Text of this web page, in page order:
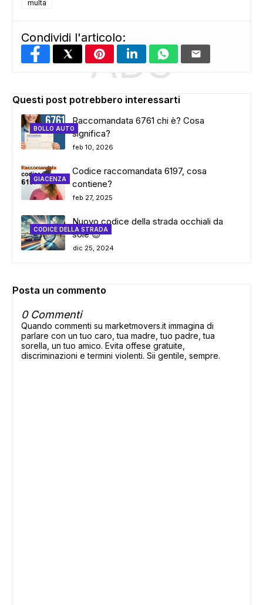
ADS
multa
Condividi l'articolo:
Questi post potrebbero interessarti
BOLLO AUTO
Raccomandata 6761 chi è? Cosa
significa?
feb 10, 2026
GIACENZA
Codice raccomandata 6197, cosa
contiene?
feb 27, 2025
CODICE DELLA STRADA
Nuovo codice della strada occhiali da
sole 😎
dic 25, 2024
Posta un commento
0 Commenti
Quando commenti su marketmovers.it immagina di
parlare con un tuo caro, tua madre, tuo padre, tua
sorella, un tuo amico. Evita offese gratuite,
discriminazioni e termini violenti. Sii gentile, sempre.